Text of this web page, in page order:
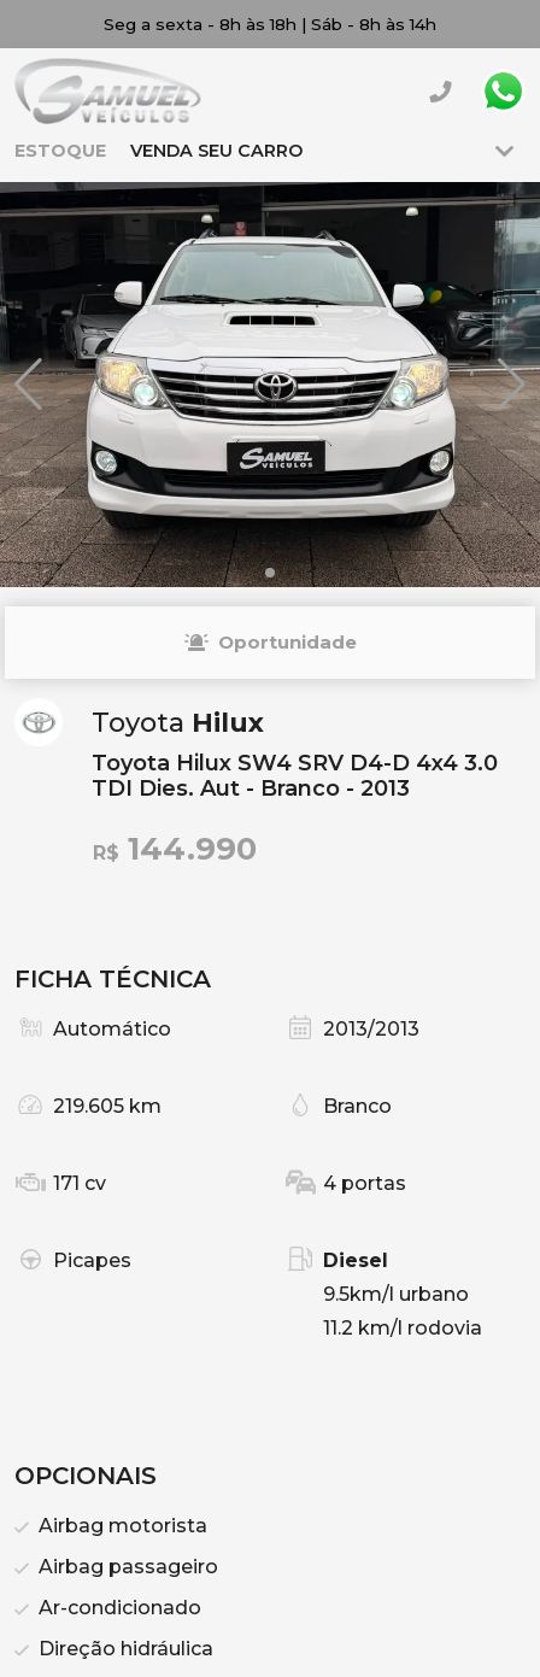
Seg a sexta - 8h às 18h | Sáb - 8h às 14h
ESTOQUE VENDA SEU CARRO
Oportunidade
Toyota Hilux
Toyota Hilux SW4 SRV D4-D 4x4 3.0
TDI Dies. Aut - Branco - 2013
R$ 144.990
FICHA TÉCNICA
Automático 2013/2013
219.605 km Branco
171 cv 4 portas
Picapes
Diesel
9.5km/l urbano
11.2 km/l rodovia
OPCIONAIS
Airbag motorista
Airbag passageiro
Ar-condicionado
Direção hidráulica